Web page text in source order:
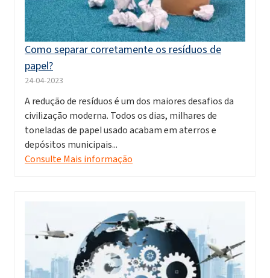
Como separar corretamente os resíduos de
papel?
24-04-2023
A redução de resíduos é um dos maiores desafios da
civilização moderna. Todos os dias, milhares de
toneladas de papel usado acabam em aterros e
depósitos municipais...
Consulte Mais informação